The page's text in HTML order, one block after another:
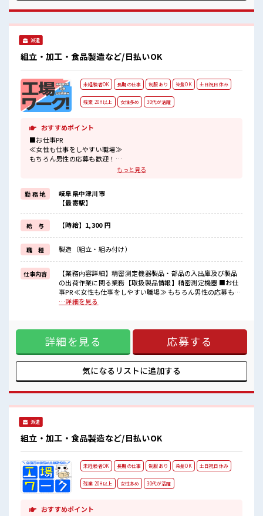
派遣
組立・加工・食品製造など/日払いOK
未経験者OK 長期の仕事 制服あり 染髪OK 土日祝日休み
残業 20H以上 女性多め 30代が活躍
おすすめポイント
■お仕事PR
≪女性も仕事をしやすい職場≫
もちろん男性の応募も歓迎！
残業は月20時間以上あります♪
≪週休2日制≫
週末は家族や友人と一緒にプライベート満喫！
≪モチベーションもUP≫
派手過ぎなければ髪型や髪色自由♪
(規定有)≪ラクラク制服アリ≫
制服があるので、
毎日の服装の悩み解消♪
≪自分に向いている仕事が探せる≫
困った事などがあれば、
担当がしっかりサポートします！
■職場の雰囲気
髪型自由な職場！
残業がしっかりあるお仕事！
もっと見る
勤 務 地
岐阜県中津川市
【最寄駅】
給 与 【時給】1,300 円
職 種 製造（組立・組み付け）
仕事内容
【業務内容詳細】精密測定機器製品・部品の入出庫及び製品
の出荷作業に関る業務【取扱製品情報】精密測定機器 ■お仕
事PR ≪女性も仕事をしやすい職場≫ もちろん男性の応募も歓
迎！ ≪残業多めでがっつり稼ぐ≫ 高収入を希望される方にオ
もUP≫ 派手過ぎなければ髪型や髪色自由♪ (規定有)≪ラクラ
ク制服アリ≫ 制服があるので、 毎日の服装の悩み解消♪ ≪自
分に向いている仕事が探せる≫ 困った事などがあれば、 担当
がしっかりサポートします！ ■職場の雰囲気 女性も活躍しや
すい雰囲気の職場です！ 髪型にこだわりのあるアナタは必
見！ 髪型自由な職場！ 残業がしっかりあるお仕事！
…詳細を見る
詳細を見る 応募する
気になるリストに追加する
派遣
組立・加工・食品製造など/日払いOK
未経験者OK 長期の仕事 制服あり 染髪OK 土日祝日休み
残業 20H以上 女性多め 30代が活躍
おすすめポイント